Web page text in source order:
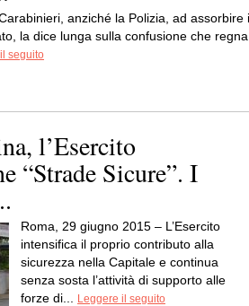
anziché la Polizia, ad assorbire
la dice lunga sulla confusione che regna
seguito
l’Esercito
“Strade Sicure”. I
Roma, 29 giugno 2015 – L’Esercito
intensifica il proprio contributo alla
sicurezza nella Capitale e continua
senza sosta l’attività di supporto alle
forze di...
Leggere il seguito